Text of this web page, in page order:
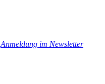
Anmeldung im Newsletter